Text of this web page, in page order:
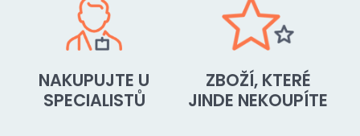
NAKUPUJTE U
SPECIALISTŮ
ZBOŽÍ, KTERÉ
JINDE NEKOUPÍTE